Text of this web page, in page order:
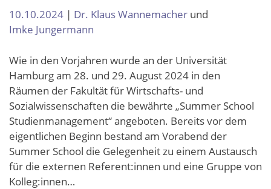
10.10.2024 | Dr. Klaus Wannemacher und
Imke Jungermann
Wie in den Vorjahren wurde an der Universität
Hamburg am 28. und 29. August 2024 in den
Räumen der Fakultät für Wirtschafts- und
Sozialwissenschaften die bewährte „Summer School
Studienmanagement“ angeboten. Bereits vor dem
eigentlichen Beginn bestand am Vorabend der
Summer School die Gelegenheit zu einem Austausch
für die externen Referent:innen und eine Gruppe von
Kolleg:innen…